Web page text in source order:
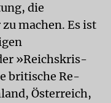
die
machen. Es ist
»Reichskris-
britische Re-
Österreich,